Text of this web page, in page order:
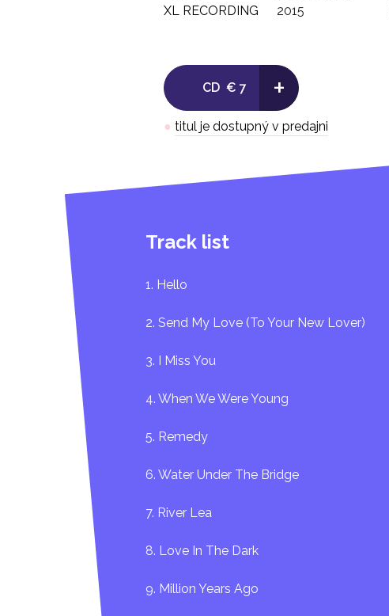
6. Water Under The Bridge
8. Love In The Dark
9. Million Years Ago
XL RECORDING
2015
CD € 7 +
● titul je dostupný v predajni
Track list
1. Hello
2. Send My Love (To Your New Lover)
3. I Miss You
4. When We Were Young
5. Remedy
6. Water Under The Bridge
7. River Lea
8. Love In The Dark
9. Million Years Ago